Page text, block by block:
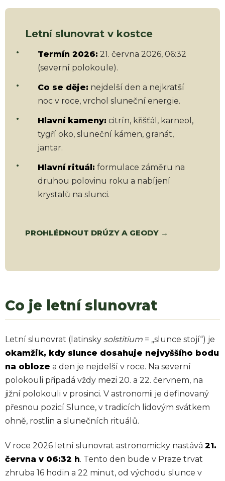
Letní slunovrat v kostce
Termín 2026: 21. června 2026, 06:32
(severní polokoule).
Co se děje: nejdelší den a nejkratší
noc v roce, vrchol sluneční energie.
Hlavní kameny: citrín, křišťál, karneol,
tygří oko, sluneční kámen, granát,
jantar.
Hlavní rituál: formulace záměru na
druhou polovinu roku a nabíjení
krystalů na slunci.
PROHLÉDNOUT DRÚZY A GEODY →
Co je letní slunovrat
Letní slunovrat (latinsky solstitium = „slunce stojí“) je
okamžik, kdy slunce dosahuje nejvyššího bodu
na obloze a den je nejdelší v roce. Na severní
polokouli připadá vždy mezi 20. a 22. červnem, na
jižní polokouli v prosinci. V astronomii je definovaný
přesnou pozicí Slunce, v tradicích lidovým svátkem
ohně, rostlin a slunečních rituálů.
V roce 2026 letní slunovrat astronomicky nastává 21.
června v 06:32 h. Tento den bude v Praze trvat
zhruba 16 hodin a 22 minut, od východu slunce v